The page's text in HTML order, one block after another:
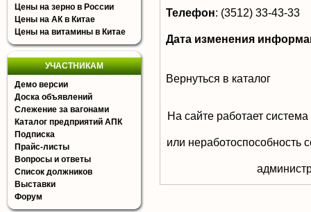
Цены на зерно в России
Цены на АК в Китае
Цены на витамины в Китае
УЧАСТНИКАМ
Демо версии
Доска объявлений
Слежение за вагонами
Каталог предприятий АПК
Подписка
Прайс-листы
Вопросы и ответы
Список должников
Выставки
Форум
Телефон: (3512) 33-43-33
Дата изменения
Вернуться в каталог
На сайте работает
или неработоспособность